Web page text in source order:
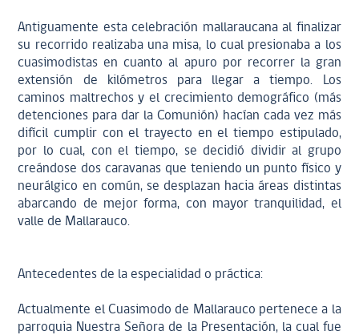
Antiguamente esta celebración mallaraucana al finalizar
su recorrido realizaba una misa, lo cual presionaba a los
cuasimodistas en cuanto al apuro por recorrer la gran
extensión de kilómetros para llegar a tiempo. Los
caminos maltrechos y el crecimiento demográfico (más
detenciones para dar la Comunión) hacían cada vez más
difícil cumplir con el trayecto en el tiempo estipulado,
por lo cual, con el tiempo, se decidió dividir al grupo
creándose dos caravanas que teniendo un punto físico y
neurálgico en común, se desplazan hacia áreas distintas
abarcando de mejor forma, con mayor tranquilidad, el
valle de Mallarauco.
Antecedentes de la especialidad o práctica:
Actualmente el Cuasimodo de Mallarauco pertenece a la
parroquia Nuestra Señora de la Presentación, la cual fue